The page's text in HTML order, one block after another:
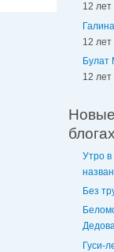
12
12
Булат
12
блогах
Утро
Без
Гуси-